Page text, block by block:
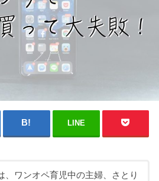
LINE
、ワンオペ育児中の主婦、さとり